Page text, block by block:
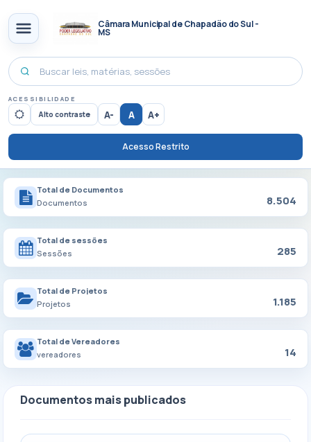
Câmara Municipal de Chapadão do Sul -
MS
ACESSIBILIDADE
Alto contraste A- A A+
Acesso Restrito
Total de Documentos
Documentos
8.504
Total de sessões
Sessões
285
Total de Projetos
Projetos
1.185
Total de Vereadores
vereadores
14
Documentos mais publicados